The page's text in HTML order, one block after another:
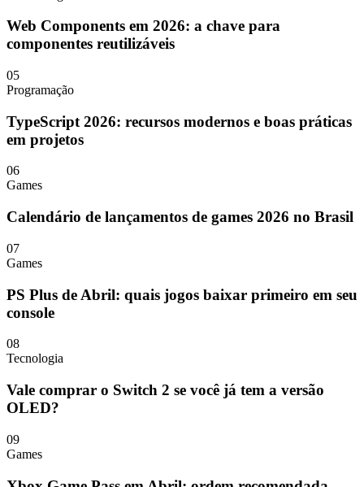
Web Components em 2026: a chave para
componentes reutilizáveis
05
Programação
TypeScript 2026: recursos modernos e boas práticas
em projetos
06
Games
Calendário de lançamentos de games 2026 no Brasil
07
Games
PS Plus de Abril: quais jogos baixar primeiro em seu
console
08
Tecnologia
Vale comprar o Switch 2 se você já tem a versão
OLED?
09
Games